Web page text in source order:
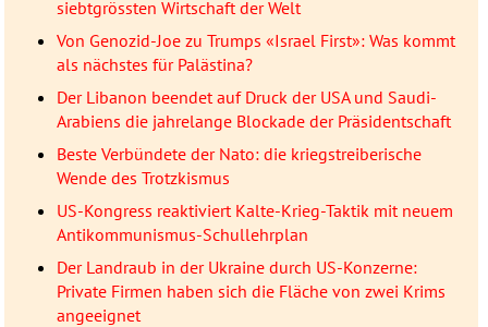
siebtgrössten Wirtschaft der Welt
Von Genozid-Joe zu Trumps «Israel First»: Was kommt
als nächstes für Palästina?
Der Libanon beendet auf Druck der USA und Saudi-
Arabiens die jahrelange Blockade der Präsidentschaft
Beste Verbündete der Nato: die kriegstreiberische
Wende des Trotzkismus
US-Kongress reaktiviert Kalte-Krieg-Taktik mit neuem
Antikommunismus-Schullehrplan
Der Landraub in der Ukraine durch US-Konzerne:
Private Firmen haben sich die Fläche von zwei Krims
angeeignet